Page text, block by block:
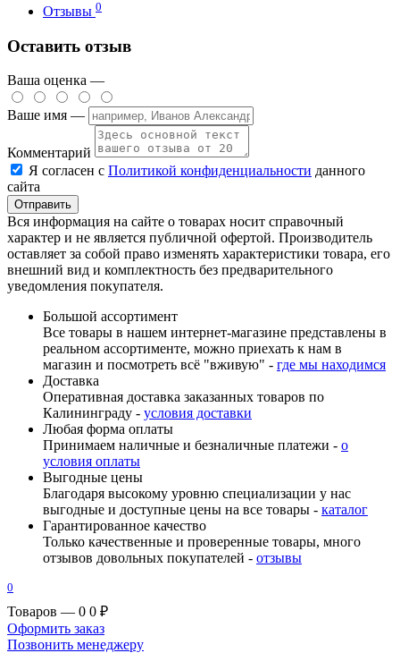
Отзывы 0
Оставить отзыв
Ваша оценка —
Ваше имя —
Комментарий
Я согласен с Политикой конфиденциальности данного
сайта
Вся информация на сайте о товарах носит справочный
характер и не является публичной офертой. Производитель
оставляет за собой право изменять характеристики товара, его
внешний вид и комплектность без предварительного
уведомления покупателя.
Большой ассортимент
Все товары в нашем интернет-магазине представлены в
реальном ассортименте, можно приехать к нам в
магазин и посмотреть всё "вживую" - где мы находимся
Доставка
Оперативная доставка заказанных товаров по
Калининграду - условия доставки
Любая форма оплаты
Принимаем наличные и безналичные платежи - о
условия оплаты
Выгодные цены
Благодаря высокому уровню специализации у нас
выгодные и доступные цены на все товары - каталог
Гарантированное качество
Только качественные и проверенные товары, много
отзывов довольных покупателей - отзывы
0
Товаров — 0 0 ₽
Оформить заказ
Позвонить менеджеру